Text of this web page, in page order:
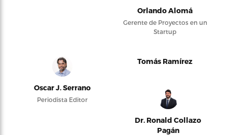
Orlando Alomá
Gerente de Proyectos en un
Startup
Oscar J. Serrano
Periodista Editor
Tomás Ramírez
Dr. Ronald Collazo
Pagán